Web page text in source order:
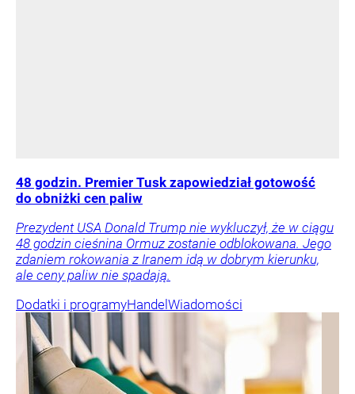
48 godzin. Premier Tusk zapowiedział gotowość
do obniżki cen paliw
Prezydent USA Donald Trump nie wykluczył, że w ciągu
48 godzin cieśnina Ormuz zostanie odblokowana. Jego
zdaniem rokowania z Iranem idą w dobrym kierunku,
ale ceny paliw nie spadają.
Dodatki i programyHandelWiadomości